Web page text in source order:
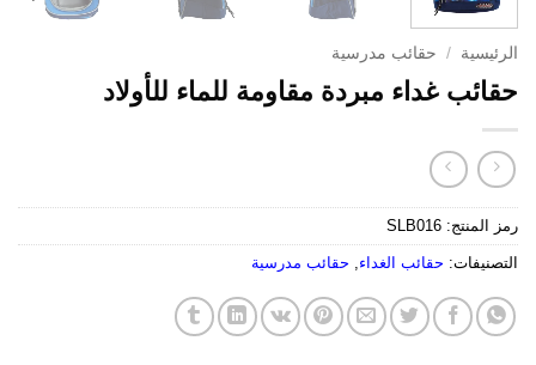
الرئيسية / حقائب مدرسية
حقائب غداء مبردة مقاومة للماء للأولاد
رمز المنتج: SLB016
التصنيفات: حقائب الغداء, حقائب مدرسية